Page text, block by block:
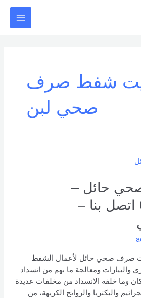
Main
شفط صرف
صحي لبن
حائل –
0551154864 اتصل بنا –
صرف صحي حائل لأعمال الشفط
والبيارات ومعالجة ما بهم من انسداد
وما خلفه الانسداد من مخلفات عديدة
والبكتريا والروائح الكريهة، من